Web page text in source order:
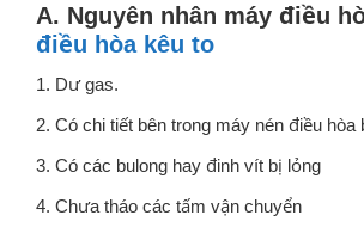
A. Nguyên nhân máy điều
điều hòa kêu to
1. Dư gas.
2. Có chi tiết bên trong máy nén điều hòa
3. Có các bulong hay đinh vít bị lỏng
4. Chưa tháo các tấm vận chuyển